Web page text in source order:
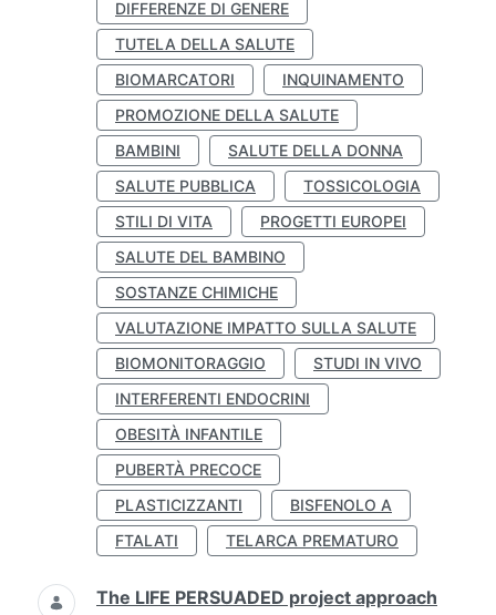
DIFFERENZE DI GENERE
TUTELA DELLA SALUTE
BIOMARCATORI
INQUINAMENTO
PROMOZIONE DELLA SALUTE
BAMBINI
SALUTE DELLA DONNA
SALUTE PUBBLICA
TOSSICOLOGIA
STILI DI VITA
PROGETTI EUROPEI
SALUTE DEL BAMBINO
SOSTANZE CHIMICHE
VALUTAZIONE IMPATTO SULLA SALUTE
BIOMONITORAGGIO
STUDI IN VIVO
INTERFERENTI ENDOCRINI
OBESITÀ INFANTILE
PUBERTÀ PRECOCE
PLASTICIZZANTI
BISFENOLO A
FTALATI
TELARCA PREMATURO
The LIFE PERSUADED project approach